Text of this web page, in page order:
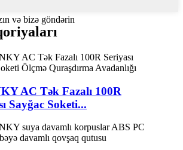
və bizə göndərin
AC Tək Fazalı 100R
Sayğac Soketi...